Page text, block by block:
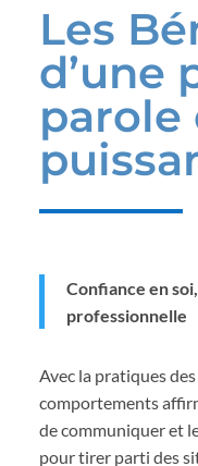
Les
d’une
parole
Confiance en
professionnelle
Avec la pratiques
comportements
de communiquer et
pour tirer parti des